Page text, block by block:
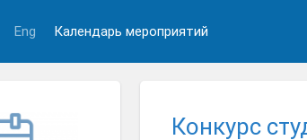
Eng Календарь мероприятий
Конкурс